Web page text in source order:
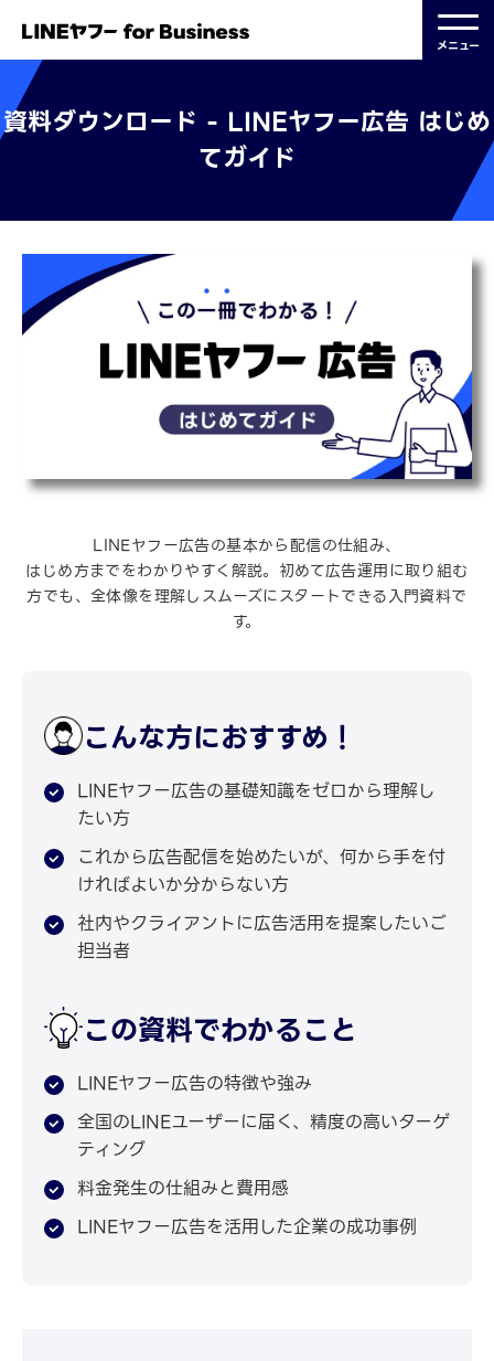
メニュー
資料ダウンロード - LINEヤフー広告 はじめ
てガイド
LINEヤフー広告の基本から配信の仕組み、
はじめ方までをわかりやすく解説。初めて広告運用に取り組む
方でも、全体像を理解しスムーズにスタートできる入門資料で
す。
こんな方におすすめ！
LINEヤフー広告の基礎知識をゼロから理解し
たい方
これから広告配信を始めたいが、何から手を付
ければよいか分からない方
社内やクライアントに広告活用を提案したいご
担当者
この資料でわかること
LINEヤフー広告の特徴や強み
全国のLINEユーザーに届く、精度の高いターゲ
ティング
料金発生の仕組みと費用感
LINEヤフー広告を活用した企業の成功事例